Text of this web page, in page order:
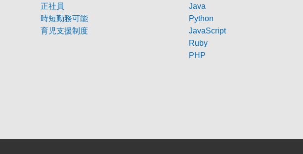
正社員
時短勤務可能
育児支援制度
Java
Python
JavaScript
Ruby
PHP